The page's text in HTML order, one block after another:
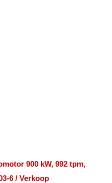
900 kW, 992 tpm,
6 / Verkoop